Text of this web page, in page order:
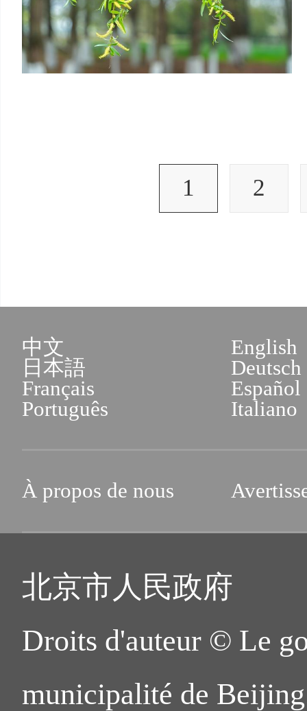
1 2
中文
English
日本語
Deutsch
Français
Español
Português
Italiano
À propos de nous
北京市人民政府
Droits d'auteur © Le
municipalité de